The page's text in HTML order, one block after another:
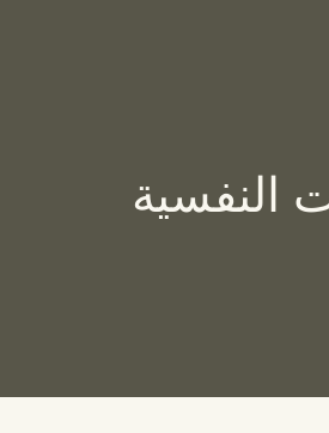
النفسية